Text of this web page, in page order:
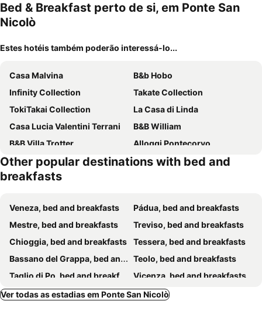
Bed & Breakfast perto de si, em Ponte San
Nicolò
Estes hotéis também poderão interessá-lo...
Casa Malvina
B&b Hobo
Infinity Collection
Takate Collection
TokiTakai Collection
La Casa di Linda
Casa Lucia Valentini Terrani
B&B William
B&B Villa Trotter
Alloggi Pontecorvo
Casa Al Carmine
UNITY Affitta Camere Padova RC12
fragilerooms
Farah’s house
Acqueria Residence
B&B Dora e Flavio
Al Casale - Guest House
B&B MELLONI STREET
Villa Myosotis
Other popular destinations with bed and
breakfasts
Veneza, bed and breakfasts
Pádua, bed and breakfasts
Mestre, bed and breakfasts
Treviso, bed and breakfasts
Chioggia, bed and breakfasts
Tessera, bed and breakfasts
Bassano del Grappa, bed and breakfasts
Teolo, bed and breakfasts
Taglio di Po, bed and breakfasts
Vicenza, bed and breakfasts
Rovigo, bed and breakfasts
Adria, bed and breakfasts
Ver todas as estadias em Ponte San Nicolò